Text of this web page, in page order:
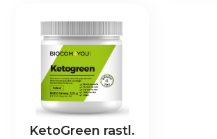
KetoGreen rastl.